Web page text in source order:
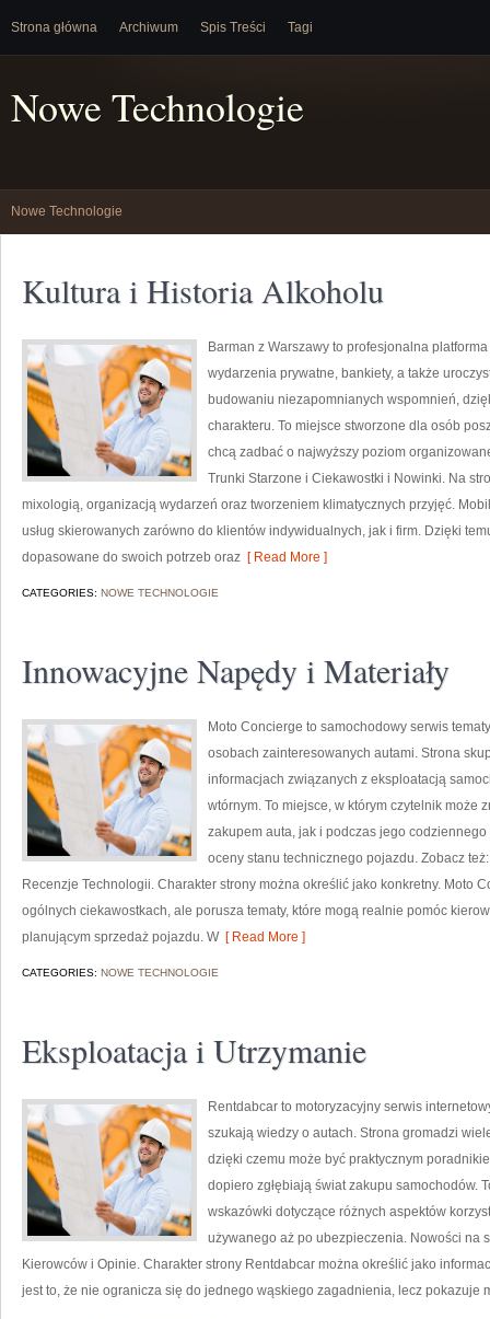
Strona główna Archiwum Spis Treści Tagi
Nowe Technologie
Nowe Technologie
Kultura i Historia Alkoholu
Barman z Warszawy to profesjonalna
wydarzenia prywatne, bankiety, a także
budowaniu niezapomnianych wspomnień,
charakteru. To miejsce stworzone dla osób
chcą zadbać o najwyższy poziom
Trunki Starzone i Ciekawostki i Nowinki. Na
mixologią, organizacją wydarzeń oraz tworzeniem klimatycznych przyjęć.
usług skierowanych zarówno do klientów indywidualnych, jak i firm. Dzięki
dopasowane do swoich potrzeb oraz [ Read More ]
CATEGORIES: NOWE TECHNOLOGIE
Innowacyjne Napędy i Materiały
Moto Concierge to samochodowy serwis
osobach zainteresowanych autami. Strona
informacjach związanych z eksploatacją
wtórnym. To miejsce, w którym czytelnik może
zakupem auta, jak i podczas jego
oceny stanu technicznego pojazdu. Zobacz
Recenzje Technologii. Charakter strony można określić jako konkretny. Moto
ogólnych ciekawostkach, ale porusza tematy, które mogą realnie pomóc
planującym sprzedaż pojazdu. W [ Read More ]
CATEGORIES: NOWE TECHNOLOGIE
Eksploatacja i Utrzymanie
Rentdabcar to motoryzacyjny serwis
szukają wiedzy o autach. Strona gromadzi
dzięki czemu może być praktycznym
dopiero zgłębiają świat zakupu samochodów.
wskazówki dotyczące różnych aspektów
używanego aż po ubezpieczenia. Nowości na
Kierowców i Opinie. Charakter strony Rentdabcar można określić jako
jest to, że nie ogranicza się do jednego wąskiego zagadnienia, lecz pokazuje